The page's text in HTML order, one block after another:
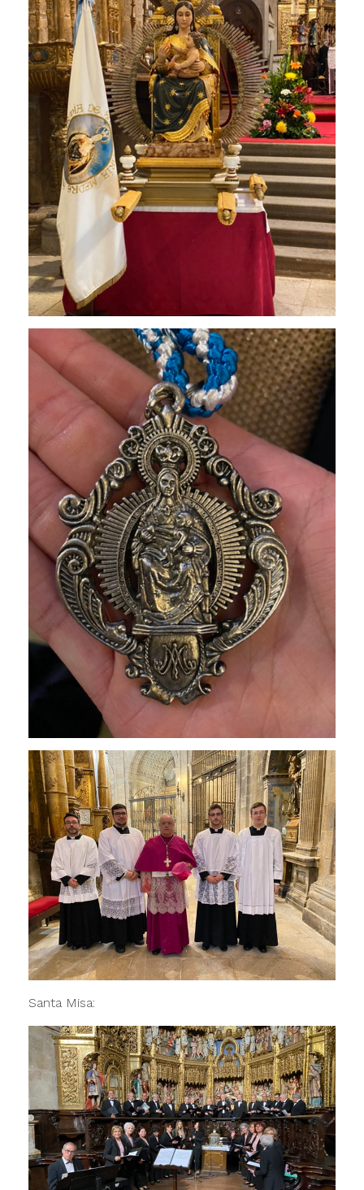
Santa Misa: